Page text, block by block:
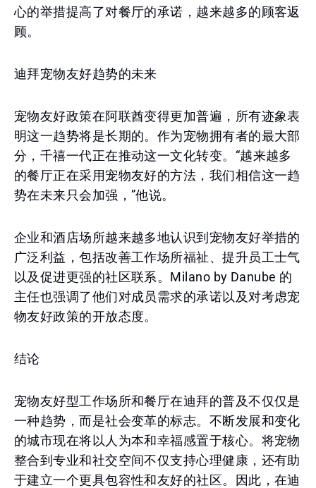
心的举措提高了对餐厅的承诺，越来越多的顾客返
顾。
迪拜宠物友好趋势的未来
宠物友好政策在阿联酋变得更加普遍，所有迹象表
明这一趋势将是长期的。作为宠物拥有者的最大部
分，千禧一代正在推动这一文化转变。“越来越多
的餐厅正在采用宠物友好的方法，我们相信这一趋
势在未来只会加强，”他说。
企业和酒店场所越来越多地认识到宠物友好举措的
广泛利益，包括改善工作场所福祉、提升员工士气
以及促进更强的社区联系。Milano by Danube 的
主任也强调了他们对成员需求的承诺以及对考虑宠
物友好政策的开放态度。
结论
宠物友好型工作场所和餐厅在迪拜的普及不仅仅是
一种趋势，而是社会变革的标志。不断发展和变化
的城市现在将以人为本和幸福感置于核心。将宠物
整合到专业和社交空间不仅支持心理健康，还有助
于建立一个更具包容性和友好的社区。因此，在迪